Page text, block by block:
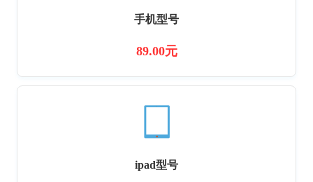
手机型号
89.00元
ipad型号